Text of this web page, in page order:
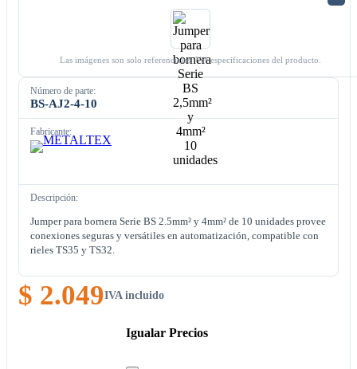
Las imágenes son solo referenciales. Ver especificaciones del producto.
Número de parte:
BS-AJ2-4-10
Fabricante:
Descripción:
Jumper para bornera Serie BS 2.5mm² y 4mm² de 10 unidades provee
conexiones seguras y versátiles en automatización, compatible con
rieles TS35 y TS32.
$ 2.049IVA incluido
Igualar Precios